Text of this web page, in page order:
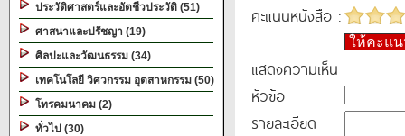
ประวัติศาสตร์และอัตชีวประวัติ (51)
ศาสนาและปรัชญา (19)
ศิลปะและวัฒนธรรม (34)
เทคโนโลยี วิศวกรรม อุตสาหกรรม (50)
โทรคมนาคม (2)
ทั่วไป (30)
คะแนนหนังสือ :
ให้คะแ
แสดงความเห็น
หัวข้อ
รายละเอียด